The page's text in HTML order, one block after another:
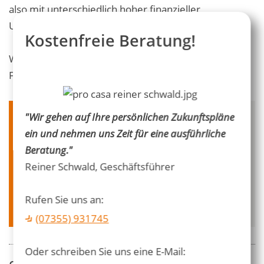
also mit unterschiedlich hoher finanzieller
Unterstützung rechnen.
Wir beraten Sie gern ausführlich zu den möglichen
Förderprogrammen für Ihr Bauvorhaben.
Planen Sie mit uns Ihr
neues Zuhause!
Beratung unverbindlich und kostenfrei - auch
Anfrage per
Kostenfreie Beratung!
"Wir gehen auf Ihre persönlichen Zukunftspläne
ein und nehmen uns Zeit für eine ausführliche
Beratung."
Reiner Schwald, Geschäftsführer
Rufen Sie uns an:
(07355) 931745
Oder schreiben Sie uns eine E-Mail: